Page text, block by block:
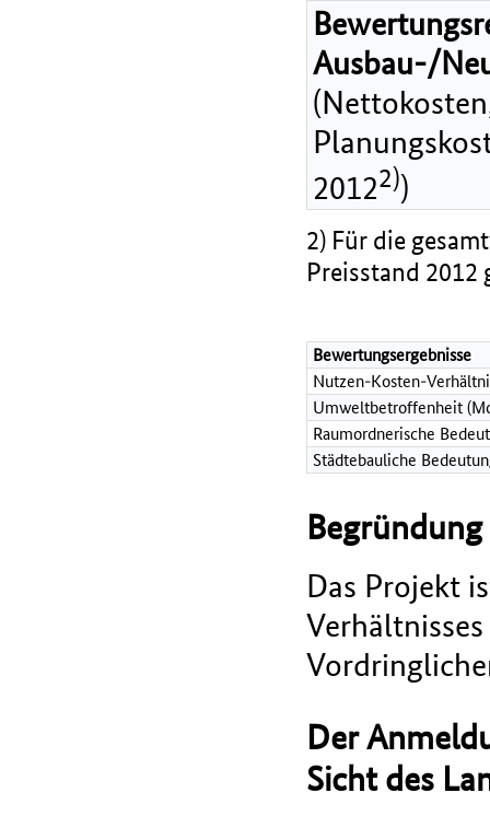
Ausbau-/
20122))
2) Für die
Preisstand 2012
Bewertungsergebnisse
Nutzen-Kosten-
Umweltbetroffenheit
Raumordnerische
Städtebauliche
Das Projekt
Der
Sicht des